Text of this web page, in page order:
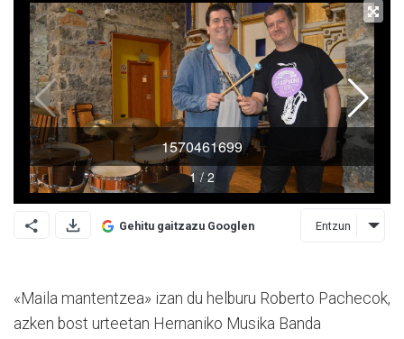
Gehitu gaitzazu Googlen Entzun
«Maila mantentzea» izan du helburu Roberto Pachecok,
azken bost urteetan Hernaniko Musika Banda